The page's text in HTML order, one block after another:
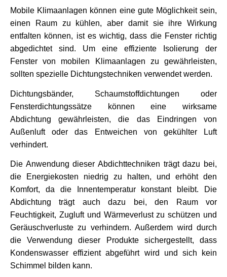
Mobile Klimaanlagen können eine gute Möglichkeit sein,
einen Raum zu kühlen, aber damit sie ihre Wirkung
entfalten können, ist es wichtig, dass die Fenster richtig
abgedichtet sind. Um eine effiziente Isolierung der
Fenster von mobilen Klimaanlagen zu gewährleisten,
sollten spezielle Dichtungstechniken verwendet werden.
Dichtungsbänder, Schaumstoffdichtungen oder
Fensterdichtungssätze können eine wirksame
Abdichtung gewährleisten, die das Eindringen von
Außenluft oder das Entweichen von gekühlter Luft
verhindert.
Die Anwendung dieser Abdichttechniken trägt dazu bei,
die Energiekosten niedrig zu halten, und erhöht den
Komfort, da die Innentemperatur konstant bleibt. Die
Abdichtung trägt auch dazu bei, den Raum vor
Feuchtigkeit, Zugluft und Wärmeverlust zu schützen und
Geräuschverluste zu verhindern. Außerdem wird durch
die Verwendung dieser Produkte sichergestellt, dass
Kondenswasser effizient abgeführt wird und sich kein
Schimmel bilden kann.